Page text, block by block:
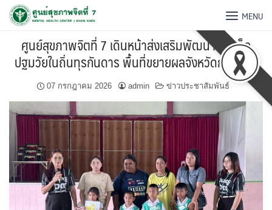
MENU
ศูนย์สุขภาพจิตที่ 7 เดินหน้าส่งเสริมพัฒนาการเด็ก
ปฐมวัยในถิ่นทุรกันดาร พื้นที่ขยายผลจังหวัดกาฬสินธุ์
07 กรกฎาคม 2026 admin ข่าวประชาสัมพันธ์